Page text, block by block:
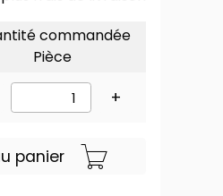
commandée
Pièce
+
panier